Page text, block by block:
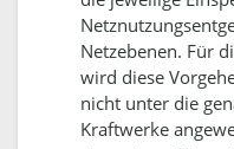
Netzebenen. Für
wird diese
nicht unter die
Kraftwerke